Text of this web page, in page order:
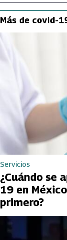
Más de covid-
Servicios
¿Cuándo se
19 en
primero?